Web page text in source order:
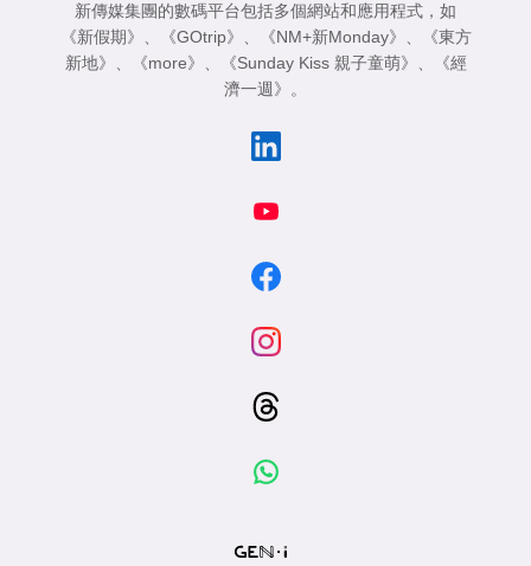
閱
新傳媒集團的數碼平台包括多個網站和應用程式，如
《新假期》 、 《GOtrip》 、 《NM+新Monday》 、
《東方
新地》 、 《more》 、 《Sunday Kiss 親子童萌》 、
《經
濟一週》 。